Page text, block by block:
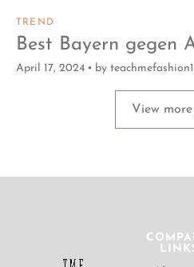
TREND
Best Bayern gegen
April 17, 2024 by teachmefashion1
View